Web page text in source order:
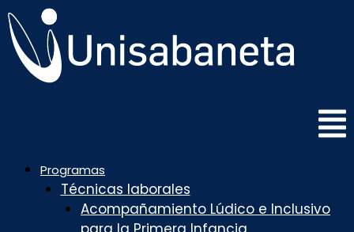
Saltar
al
contenido
Programas
Técnicas laborales
Acompañamiento Lúdico e Inclusivo